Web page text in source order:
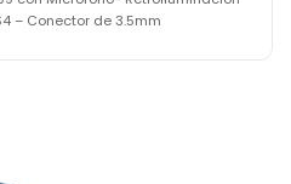
– Conector de 3.5mm